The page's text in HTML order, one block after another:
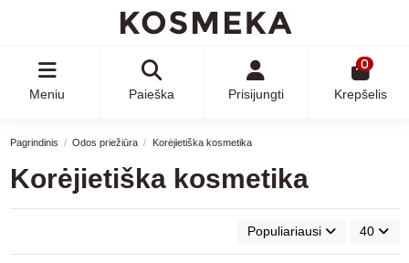
Meniu Paieška Prisijungti
0
Krepšelis
Pagrindinis Odos priežiūra Korėjietiška kosmetika
Korėjietiška kosmetika
Populiariausi 40